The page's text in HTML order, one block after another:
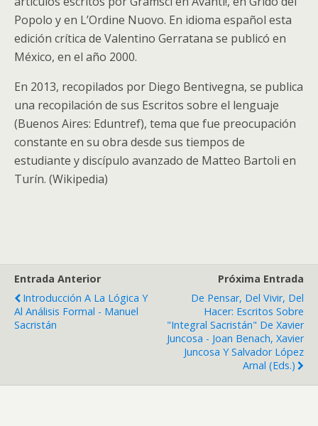
Popolo y en L’Ordine Nuovo. En idioma español esta
edición crítica de Valentino Gerratana se publicó en
México, en el año 2000.
En 2013, recopilados por Diego Bentivegna, se publica
una recopilación de sus Escritos sobre el lenguaje
(Buenos Aires: Eduntref), tema que fue preocupación
constante en su obra desde sus tiempos de
estudiante y discípulo avanzado de Matteo Bartoli en
Turín. (Wikipedia)
Entrada Anterior
Introducción A La Lógica Y
Al Análisis Formal - Manuel
Sacristán
Próxima Entrada
De Pensar, Del Vivir, Del
Hacer: Escritos Sobre
"integral Sacristán" De Xavier
Juncosa - Joan Benach, Xavier
Juncosa Y Salvador López
Arnal (eds.)